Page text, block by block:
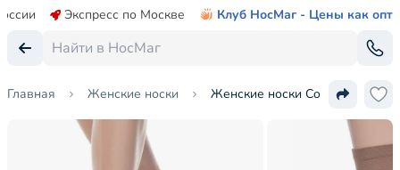
Экспресс по Москве Клуб НосМаг - Цены как опт
Главная Женские носки Женские носки Conte